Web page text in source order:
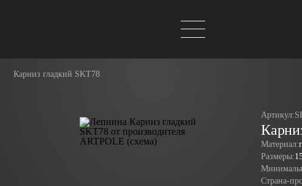
Карниз гладкий SKT78
Артикул:
Материал:
Размеры:
Страна-